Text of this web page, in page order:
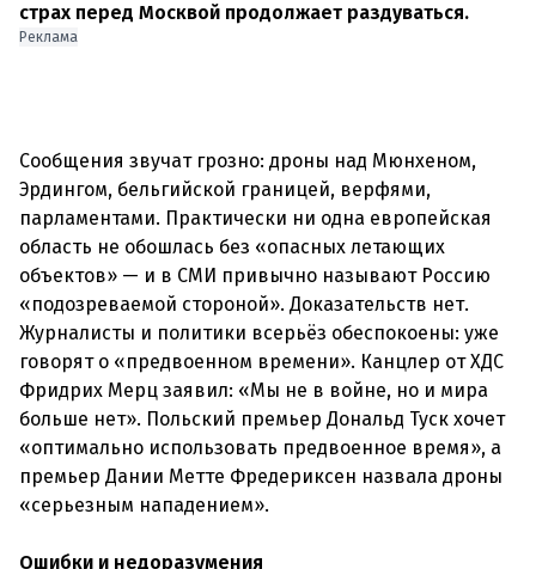
страх перед Москвой продолжает раздуваться.
Реклама
Сообщения звучат грозно: дроны над Мюнхеном,
Эрдингом, бельгийской границей, верфями,
парламентами. Практически ни одна европейская
область не обошлась без «опасных летающих
объектов» — и в СМИ привычно называют Россию
«подозреваемой стороной». Доказательств нет.
Журналисты и политики всерьёз обеспокоены: уже
говорят о «предвоенном времени». Канцлер от ХДС
Фридрих Мерц заявил: «Мы не в войне, но и мира
больше нет». Польский премьер Дональд Туск хочет
«оптимально использовать предвоенное время», а
премьер Дании Метте Фредериксен назвала дроны
«серьезным нападением».
Ошибки и недоразумения